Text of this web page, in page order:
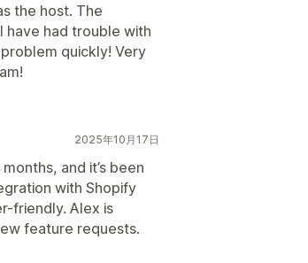
the host. The
have had trouble with
quickly! Very
2025年10月17日
and it’s been
with Shopify
friendly. Alex is
feature requests.